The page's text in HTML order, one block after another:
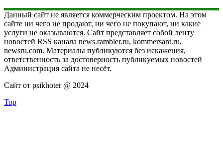
Данный сайт не является коммерческим проектом. На этом
сайте ни чего не продают, ни чего не покупают, ни какие
услуги не оказываются. Сайт представляет собой ленту
новостей RSS канала news.rambler.ru, kommersant.ru,
newsru.com. Материалы публикуются без искажения,
ответственность за достоверность публикуемых новостей
Администрация сайта не несёт.
Сайт от psikhoter @ 2024
Top